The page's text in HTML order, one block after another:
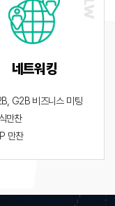
네트워킹
G2B 비즈니스 미팅
만찬
만찬